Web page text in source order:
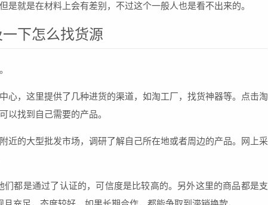
就是在材料上会有差别，不过这个一般人也是看不出来的。
下怎么找货源
心，这里提供了几种进货的渠道，如淘工厂，找货神器等。点击淘
以找到自己需要的产品。
近的大型批发市场，调研了解自己所在地或者周边的产品。网上采
都是通过了认证的，可信度是比较高的。另外这里的商品都是支